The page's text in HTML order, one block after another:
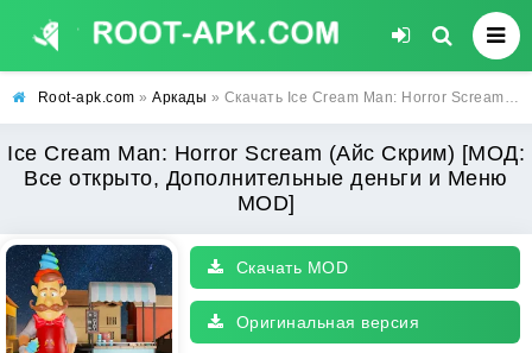
Root-apk.com » Аркады » Скачать Ice Cream Man: Horror Scream (Айс Скрим) [МОД: Все открыто, Дополнительные деньги и Меню MOD] | Взлом Ice Cream Man: Horror Scream на Андроид
Ice Cream Man: Horror Scream (Айс Скрим) [МОД:
Все открыто, Дополнительные деньги и Меню
MOD]
Скачать MOD
Оригинальная версия